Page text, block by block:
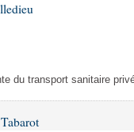
du transport sanitaire